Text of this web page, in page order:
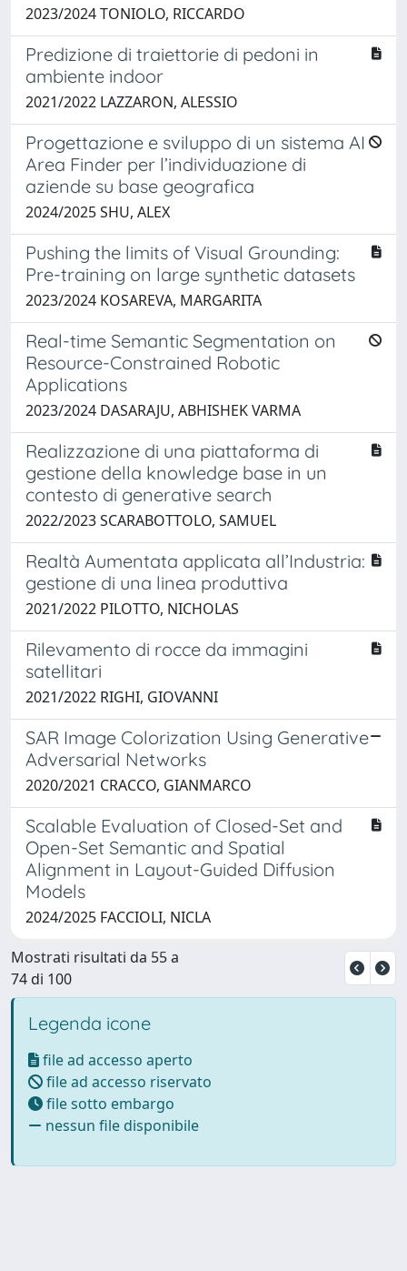
2023/2024 TONIOLO, RICCARDO
Predizione di traiettorie di pedoni in
ambiente indoor
2021/2022 LAZZARON, ALESSIO
Progettazione e sviluppo di un sistema AI
Area Finder per l’individuazione di
aziende su base geografica
2024/2025 SHU, ALEX
Pushing the limits of Visual Grounding:
Pre-training on large synthetic datasets
2023/2024 KOSAREVA, MARGARITA
Real-time Semantic Segmentation on
Resource-Constrained Robotic
Applications
2023/2024 DASARAJU, ABHISHEK VARMA
Realizzazione di una piattaforma di
gestione della knowledge base in un
contesto di generative search
2022/2023 SCARABOTTOLO, SAMUEL
Realtà Aumentata applicata all’Industria:
gestione di una linea produttiva
2021/2022 PILOTTO, NICHOLAS
Rilevamento di rocce da immagini
satellitari
2021/2022 RIGHI, GIOVANNI
SAR Image Colorization Using Generative
Adversarial Networks
2020/2021 CRACCO, GIANMARCO
Scalable Evaluation of Closed-Set and
Open-Set Semantic and Spatial
Alignment in Layout-Guided Diffusion
Models
2024/2025 FACCIOLI, NICLA
Mostrati risultati da 55 a
74 di 100
Legenda icone
file ad accesso aperto
file ad accesso riservato
file sotto embargo
nessun file disponibile